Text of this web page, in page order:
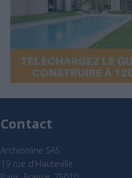
Contact
Archionline SAS
19 rue d'Hauteville